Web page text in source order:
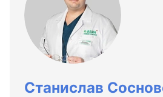
Станислав